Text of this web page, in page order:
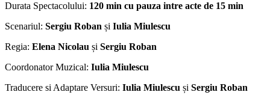
Durata Spectacolului: 120 min cu pauza intre acte de 15 min
Scenariul: Sergiu Roban și Iulia Miulescu
Regia: Elena Nicolau și Sergiu Roban
Coordonator Muzical: Iulia Miulescu
Traducere si Adaptare Versuri: Iulia Miulescu și Sergiu Roban